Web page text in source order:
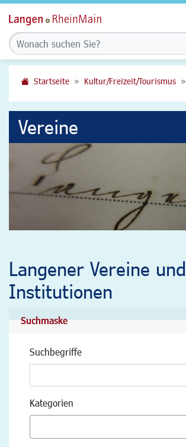
Startseite Kultur/Freizeit/Tourismus
Vereine
Langener Vereine und
Institutionen
Suchmaske
Suchbegriffe
Kategorien